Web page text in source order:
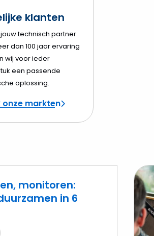
klanten
jouw technisch partner.
dan 100 jaar ervaring
wij voor ieder
een passende
oplossing.
onze markten
monitoren:
in 6
Lees